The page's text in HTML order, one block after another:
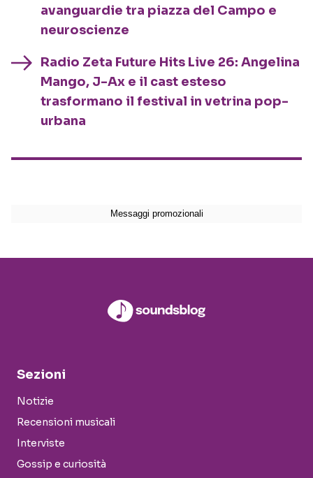
avanguardie tra piazza del Campo e
neuroscienze
Radio Zeta Future Hits Live 26: Angelina
Mango, J-Ax e il cast esteso
trasformano il festival in vetrina pop-
urbana
Sezioni
Notizie
Recensioni musicali
Interviste
Gossip e curiosità